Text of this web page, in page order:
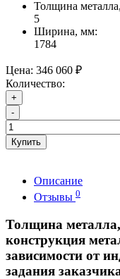
Толщина
5
Ширина, мм:
1784
Цена: 346 060 ₽
Количество:
+
-
Купить
Описание
Отзывы 0
Толщина
конструкция
зависимости от
задания